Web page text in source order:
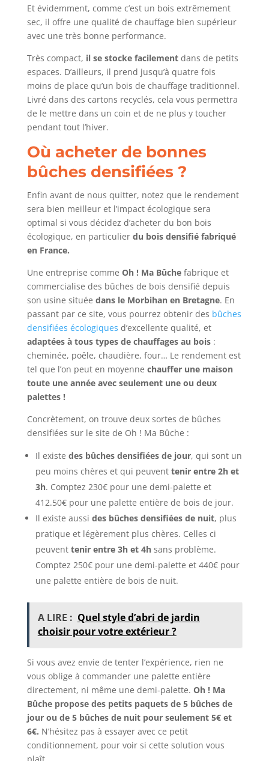
Et évidemment, comme c’est un bois extrêmement
sec, il offre une qualité de chauffage bien supérieur
avec une très bonne performance.
Très compact, il se stocke facilementdans de petits
espaces. D’ailleurs, il prend jusqu’à quatre fois
moins de place qu’un bois de chauffage traditionnel.
Livré dans des cartons recyclés, cela vous permettra
de le mettre dans un coin et de ne plus y toucher
pendant tout l’hiver.
Où acheter de bonnes
bûches densifiées ?
Enfin avant de nous quitter, notez que le rendement
sera bien meilleur et l’impact écologique sera
optimal si vous décidez d’acheter du bon bois
écologique, en particulier du bois densifié fabriqué
en France.
Une entreprise comme Oh ! Ma Bûchefabrique et
commercialise des bûches de bois densifié depuis
son usine située dans le Morbihan en Bretagne. En
passant par ce site, vous pourrez obtenir des bûches
densifiées écologiques d’excellente qualité, et
adaptées à tous types de chauffages au bois:
cheminée, poêle, chaudière, four… Le rendement est
tel que l’on peut en moyenne chauffer une maison
toute une année avec seulement une ou deux
palettes !
Concrètement, on trouve deux sortes de bûches
densifiées sur le site de Oh ! Ma Bûche :
Il existe des bûches densifiées de jour, qui sont un
peu moins chères et qui peuvent tenir entre 2h et
3h. Comptez 230€ pour une demi-palette et
412.50€ pour une palette entière de bois de jour.
Il existe aussi des bûches densifiées de nuit, plus
pratique et légèrement plus chères. Celles ci
peuvent tenir entre 3h et 4hsans problème.
Comptez 250€ pour une demi-palette et 440€ pour
une palette entière de bois de nuit.
A LIRE : Quel style d’abri de jardin
choisir pour votre extérieur ?
Si vous avez envie de tenter l’expérience, rien ne
vous oblige à commander une palette entière
directement, ni même une demi-palette. Oh ! Ma
Bûche propose des petits paquets de 5 bûches de
jour ou de 5 bûches de nuit pour seulement 5€ et
6€. N’hésitez pas à essayer avec ce petit
conditionnement, pour voir si cette solution vous